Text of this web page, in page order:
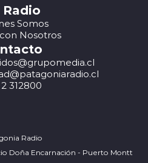
Radio
Somos
Nosotros
312800
Radio
Doña Encarnación - Puerto Montt